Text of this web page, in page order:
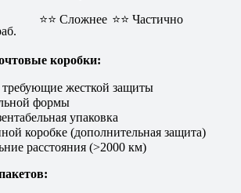
⭐⭐ Сложнее ⭐⭐ Частично
коробки:
жесткой защиты
формы
упаковка
коробке (дополнительная защита)
расстояния (>2000 км)